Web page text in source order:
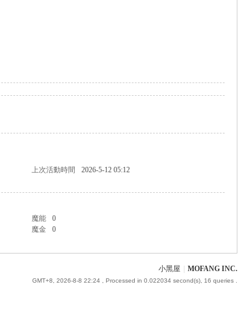
上次活動時間
2026-5-12 05:12
魔能
0
魔金 0
小黑屋 MOFANG INC.
GMT+8, 2026-8-8 22:24 , Processed in 0.022034 second(s), 16 queries .